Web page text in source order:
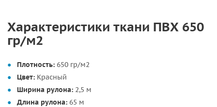
Характеристики ткани ПВХ 650
гр/м2
Плотность: 650 гр/м2
Цвет: Красный
Ширина рулона: 2,5 м
Длина рулона: 65 м